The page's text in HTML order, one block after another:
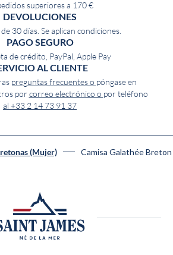
superiores a 170 €
DEVOLUCIONES
30 días. Se aplican condiciones.
PAGO SEGURO
de crédito, PayPal, Apple Pay
AL CLIENTE
preguntas frecuentes o póngase en
por correo electrónico o por teléfono
al +33 2 14 73 91 37
(Mujer) Camisa Galathée